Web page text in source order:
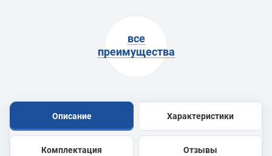
все
преимущества
Описание Характеристики
Комплектация Отзывы